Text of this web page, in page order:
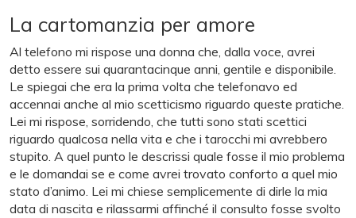
La cartomanzia per amore
Al telefono mi rispose una donna che, dalla voce, avrei
detto essere sui quarantacinque anni, gentile e disponibile.
Le spiegai che era la prima volta che telefonavo ed
accennai anche al mio scetticismo riguardo queste pratiche.
Lei mi rispose, sorridendo, che tutti sono stati scettici
riguardo qualcosa nella vita e che i tarocchi mi avrebbero
stupito. A quel punto le descrissi quale fosse il mio problema
e le domandai se e come avrei trovato conforto a quel mio
stato d’animo. Lei mi chiese semplicemente di dirle la mia
data di nascita e rilassarmi affinché il consulto fosse svolto